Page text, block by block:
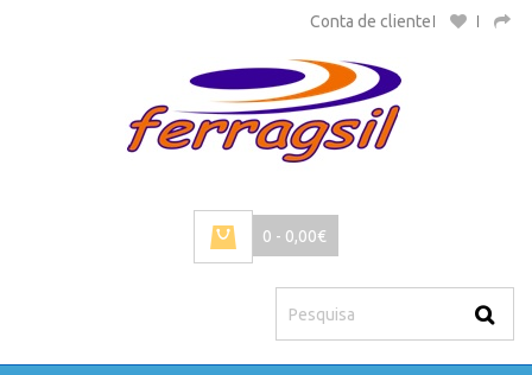
Conta de cliente
0 - 0,00€